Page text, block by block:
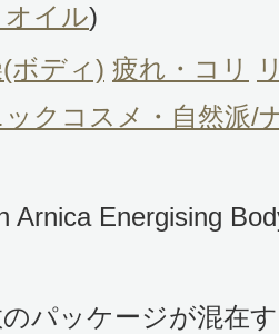
件のクチコミを見る
のレビューを書いて
イル)
ボディ) 疲れ・コリ
ックコスメ・自然派/
Arnica Energising
パッケージが混在